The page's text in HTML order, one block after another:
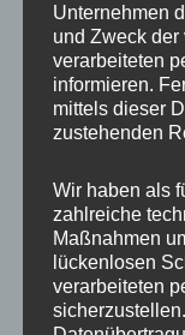
Wir tun uns
es sich nach
aufgeben, es
wer verliert
ist es wichtig,
begonnen
Wenn man
getan zu
dann ist es
Unternehmen
und Zweck der
verarbeiteten
informieren.
mittels dieser
zustehenden
Wir haben als
zahlreiche
Maßnahmen
lückenlosen
verarbeiteten